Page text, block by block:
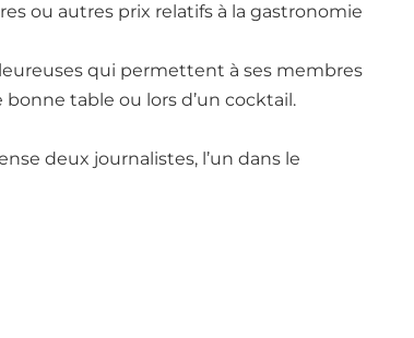
ou autres prix relatifs à la gastronomie
qui permettent à ses membres
table ou lors d’un cocktail.
deux journalistes, l’un dans le